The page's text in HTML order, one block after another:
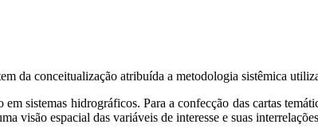
da conceitualização atribuída a metodologia sistêmica
sistemas hidrográficos. Para a confecção das cartas
visão espacial das variáveis de interesse e suas